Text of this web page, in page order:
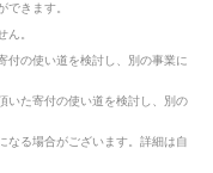
できます。
ん。
付の使い道を検討し、別の事業に
いた寄付の使い道を検討し、別の
なる場合がございます。詳細は自